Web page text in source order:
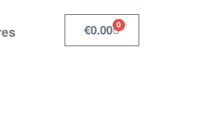
€0.00 0